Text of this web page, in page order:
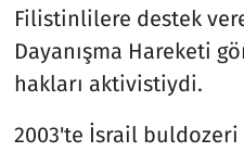
Filistinlilere destek
Dayanışma Hareketi
hakları aktivistiydi.
2003'te İsrail